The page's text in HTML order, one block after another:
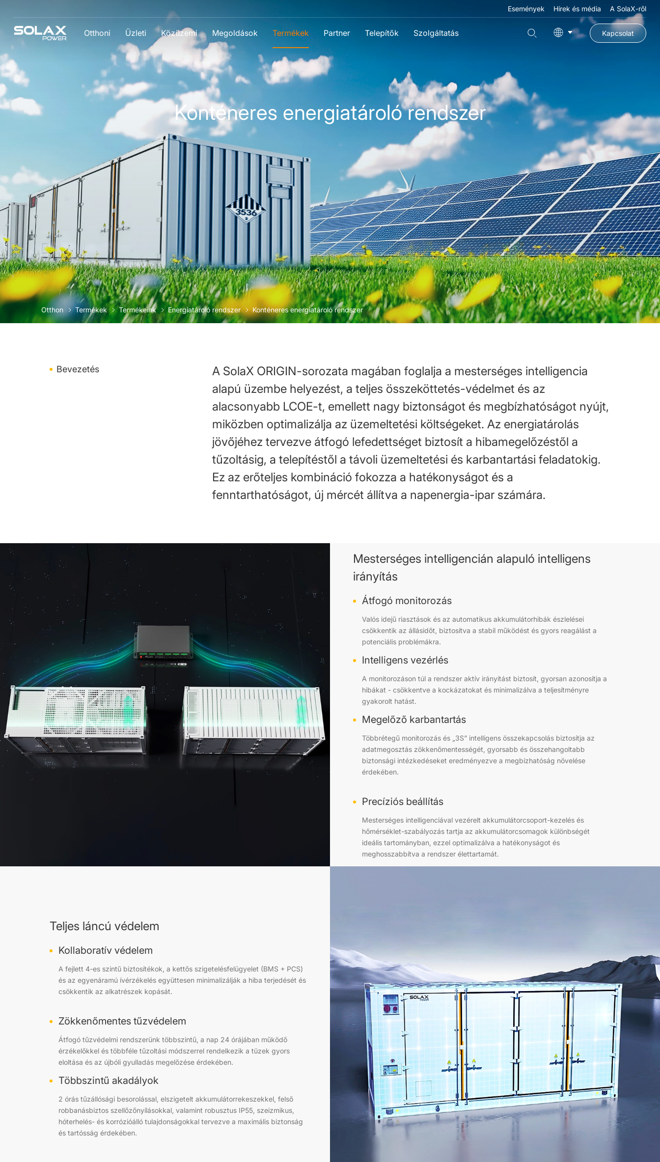
Események Hírek és média A SolaX-ről
Otthoni Üzleti Közüzemi Megoldások Termékek Partner Telepítők Szolgáltatás Kapcsolat
Konténeres energiatároló rendszer
Otthon Termékek Termékeink Energiatároló rendszer Konténeres energiatároló rendszer
Bevezetés
A SolaX ORIGIN-sorozata magában foglalja a mesterséges intelligencia
alapú üzembe helyezést, a teljes összeköttetés-védelmet és az
alacsonyabb LCOE-t, emellett nagy biztonságot és megbízhatóságot nyújt,
miközben optimalizálja az üzemeltetési költségeket. Az energiatárolás
jövőjéhez tervezve átfogó lefedettséget biztosít a hibamegelőzéstől a
tűzoltásig, a telepítéstől a távoli üzemeltetési és karbantartási feladatokig.
Ez az erőteljes kombináció fokozza a hatékonyságot és a
fenntarthatóságot, új mércét állítva a napenergia-ipar számára.
Mesterséges intelligencián alapuló intelligens
irányítás
Átfogó monitorozás
Valós idejű riasztások és az automatikus akkumulátorhibák észlelései
csökkentik az állásidőt, biztosítva a stabil működést és gyors reagálást a
potenciális problémákra.
Intelligens vezérlés
A monitorozáson túl a rendszer aktív irányítást biztosít, gyorsan azonosítja a
hibákat - csökkentve a kockázatokat és minimalizálva a teljesítményre
gyakorolt hatást.
Megelőző karbantartás
Többrétegű monitorozás és „3S” intelligens összekapcsolás biztosítja az
adatmegosztás zökkenőmentességét, gyorsabb és összehangoltabb
biztonsági intézkedéseket eredményezve a megbízhatóság növelése
érdekében.
Precíziós beállítás
Mesterséges intelligenciával vezérelt akkumulátorcsoport-kezelés és
hőmérséklet-szabályozás tartja az akkumulátorcsomagok különbségét
ideális tartományban, ezzel optimalizálva a hatékonyságot és
meghosszabbítva a rendszer élettartamát.
Teljes láncú védelem
Kollaboratív védelem
A fejlett 4-es szintű biztosítékok, a kettős szigetelésfelügyelet (BMS + PCS)
és az egyenáramú ívérzékelés együttesen minimalizálják a hiba terjedését és
csökkentik az alkatrészek kopását.
Zökkenőmentes tűzvédelem
Átfogó tűzvédelmi rendszerünk többszintű, a nap 24 órájában működő
érzékelőkkel és többféle tűzoltási módszerrel rendelkezik a tüzek gyors
eloltása és az újbóli gyulladás megelőzése érdekében.
Többszintű akadályok
2 órás tűzállósági besorolással, elszigetelt akkumulátorrekeszekkel, felső
robbanásbiztos szellőzőnyílásokkal, valamint robusztus IP55, szeizmikus,
hóterhelés- és korrózióálló tulajdonságokkal tervezve a maximális biztonság
és tartósság érdekében.